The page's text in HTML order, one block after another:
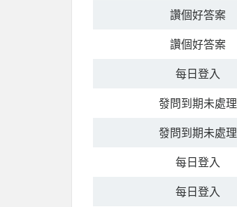
讚個好答案
讚個好答案
每日登入
發問到期未處理
發問到期未處理
每日登入
每日登入